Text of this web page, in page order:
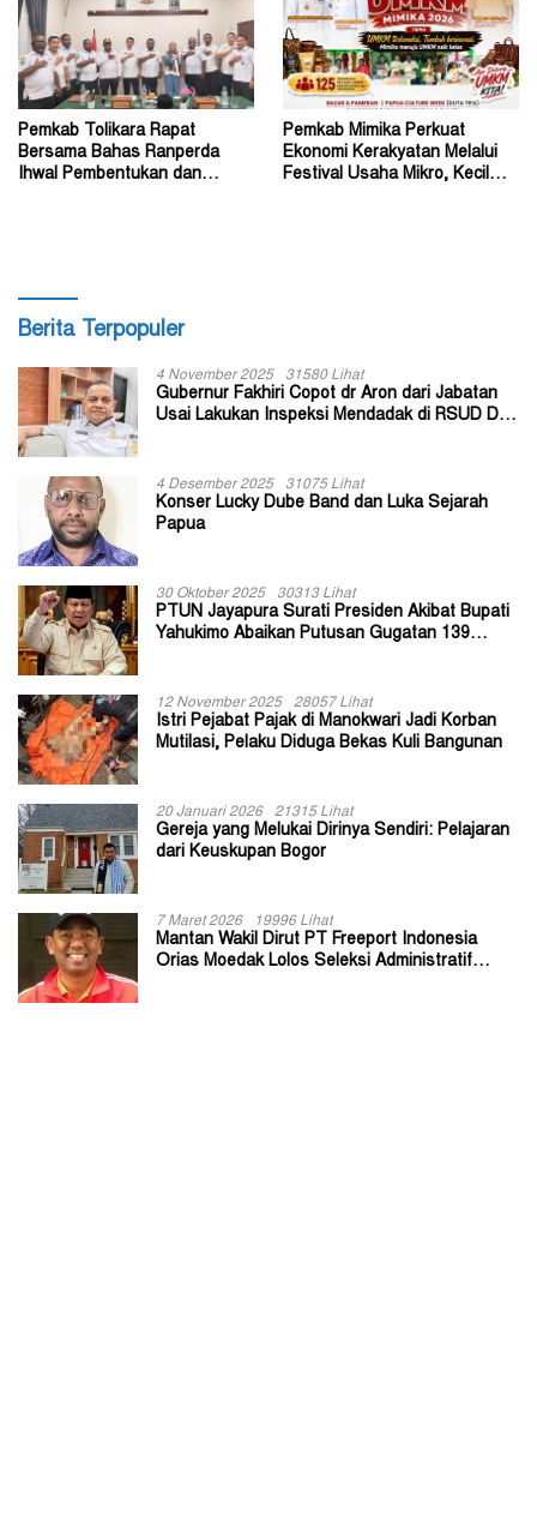
Pemkab Tolikara Rapat
Bersama Bahas Ranperda
Ihwal Pembentukan dan
Pemkab Mimika Perkuat
Ekonomi Kerakyatan Melalui
Festival Usaha Mikro, Kecil
Berita Terpopuler
4 November 2025 31580 Lihat
Gubernur Fakhiri Copot dr Aron dari Jabatan
Usai Lakukan Inspeksi Mendadak di RSUD Dok
4 Desember 2025 31075 Lihat
Konser Lucky Dube Band dan Luka Sejarah
Papua
30 Oktober 2025 30313 Lihat
PTUN Jayapura Surati Presiden Akibat Bupati
Yahukimo Abaikan Putusan Gugatan 139
12 November 2025 28057 Lihat
Istri Pejabat Pajak di Manokwari Jadi Korban
Mutilasi, Pelaku Diduga Bekas Kuli Bangunan
20 Januari 2026 21315 Lihat
Gereja yang Melukai Dirinya Sendiri: Pelajaran
dari Keuskupan Bogor
7 Maret 2026 19996 Lihat
Mantan Wakil Dirut PT Freeport Indonesia
Orias Moedak Lolos Seleksi Administratif